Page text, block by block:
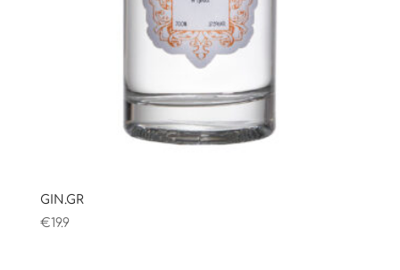
GIN.GR
€19.9